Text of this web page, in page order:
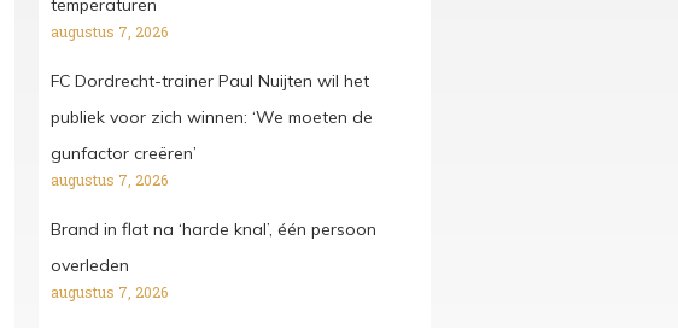
temperaturen
augustus 7, 2026
FC Dordrecht-trainer Paul Nuijten wil het
publiek voor zich winnen: ‘We moeten de
gunfactor creëren’
augustus 7, 2026
Brand in flat na ‘harde knal’, één persoon
overleden
augustus 7, 2026